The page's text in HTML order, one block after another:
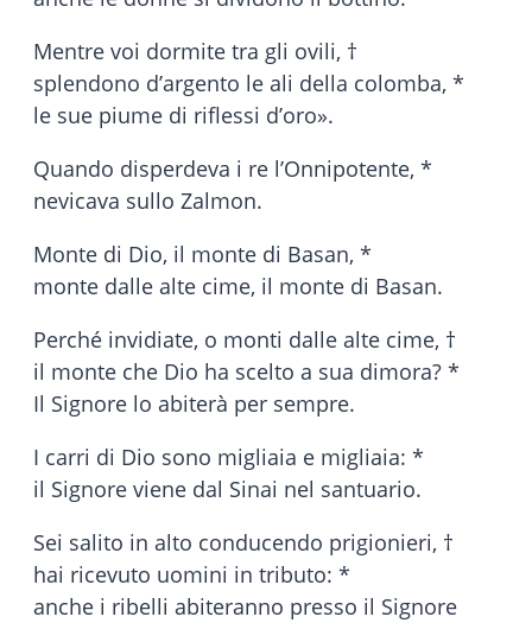
Mentre voi dormite tra gli ovili, †
splendono d’argento le ali della colomba, *
le sue piume di riflessi d’oro».
Quando disperdeva i re l’Onnipotente, *
nevicava sullo Zalmon.
Monte di Dio, il monte di Basan, *
monte dalle alte cime, il monte di Basan.
Perché invidiate, o monti dalle alte cime, †
il monte che Dio ha scelto a sua dimora? *
Il Signore lo abiterà per sempre.
I carri di Dio sono migliaia e migliaia: *
il Signore viene dal Sinai nel santuario.
Sei salito in alto conducendo prigionieri, †
hai ricevuto uomini in tributo: *
anche i ribelli abiteranno presso il Signore